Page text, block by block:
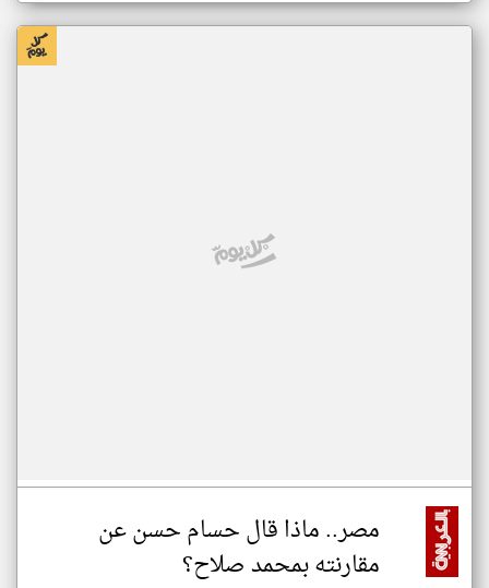
مصر.. ماذا قال حسام حسن عن
مقارنته بمحمد صلاح؟